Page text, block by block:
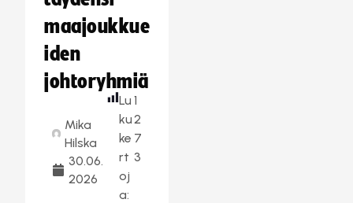
maajoukkue
iden
johtoryhmiä
Mika
Hilska
30.06.
2026
Lu
ku
ke
rt
oj
a:
1
2
7
3